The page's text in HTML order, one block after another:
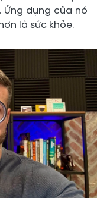
dụng của nó
là sức khỏe.